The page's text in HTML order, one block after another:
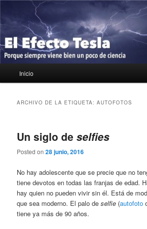
contenido
principal
contenido
secundario
El Efecto Tesla
Porque siempre viene bien un poco de ciencia
principal
Inicio
ARCHIVO DE LA ETIQUETA:AUTOFOTOS
Un siglo deselfies
Posted on28 junio, 2016
No hay adolescente que se precie que no
tiene devotos en todas las franjas de edad.
hay quien no pueden vivir sin él. Está de
que sea moderno. El palo deselfie (autofoto
tiene ya más de 90 años.